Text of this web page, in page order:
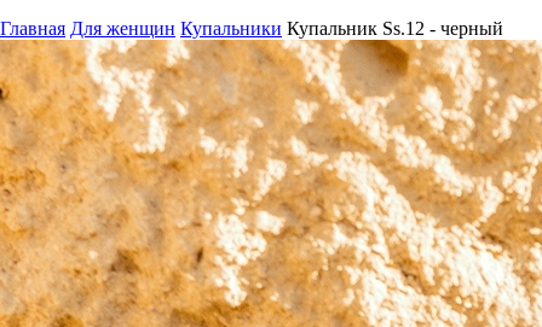
Главная Для женщин Купальники Купальник Ss.12 - черный